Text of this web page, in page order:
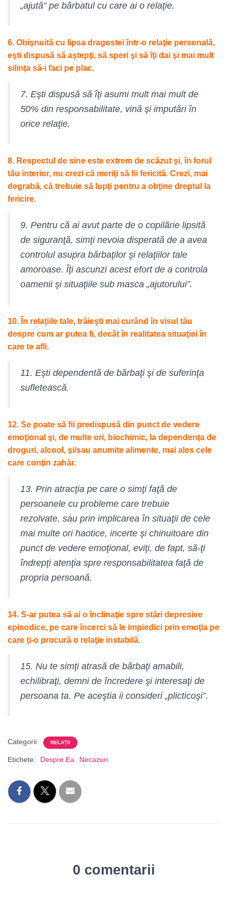
„ajută” pe bărbatul cu care ai o relaţie.
6. Obişnuită cu lipsa dragostei într-o relaţie personală,
eşti dispusă să aştepţi, să speri şi să îţi dai şi mai mult
silinţa să-i faci pe plac.
7. Eşti dispusă să îţi asumi mult mai mult de
50% din responsabilitate, vină şi imputări în
orice relaţie.
8. Respectul de sine este extrem de scăzut şi, în forul
tău interior, nu crezi că meriţi să fii fericită. Crezi, mai
degrabă, că trebuie să lupţi pentru a obţine dreptul la
fericire.
9. Pentru că ai avut parte de o copilărie lipsită
de siguranţă, simţi nevoia disperată de a avea
controlul asupra bărbaţilor şi relaţiilor tale
amoroase. Îţi ascunzi acest efort de a controla
oamenii şi situaţiile sub masca „ajutorului”.
10. În relaţiile tale, trăieşti mai curând în visul tău
despre cum ar putea fi, decât în realitatea situaţiei în
care te afli.
11. Eşti dependentă de bărbaţi şi de suferinţa
sufletească.
12. Se poate să fii predispusă din punct de vedere
emoţional şi, de multe ori, biochimic, la dependenţa de
droguri, alcool, şi/sau anumite alimente, mai ales cele
care conţin zahăr.
13. Prin atracţia pe care o simţi faţă de
persoanele cu probleme care trebuie
rezolvate, sau prin implicarea în situaţii de cele
mai multe ori haotice, incerte şi chinuitoare din
punct de vedere emoţional, eviţi, de fapt, să-ţi
îndrepţi atenţia spre responsabilitatea faţă de
propria persoană.
14. S-ar putea să ai o înclinaţie spre stări depresive
episodice, pe care încerci să le impiedici prin emoţia pe
care ţi-o procură o relaţie instabilă.
15. Nu te simţi atrasă de bărbaţi amabili,
echilibraţi, demni de încredere şi interesaţi de
persoana ta. Pe aceştia ii consideri „plicticoşi”.
Categorii: RELAȚII
Etichete: Despre Ea Necazuri
0 comentarii